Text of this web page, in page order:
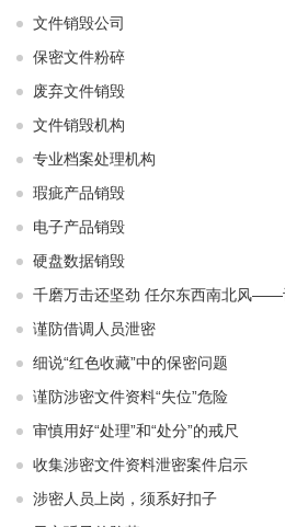
文件销毁公司
保密文件粉碎
废弃文件销毁
文件销毁机构
专业档案处理机构
瑕疵产品销毁
电子产品销毁
硬盘数据销毁
千磨万击还坚劲 任尔东西南北风——
谨防借调人员泄密
细说“红色收藏”中的保密问题
谨防涉密文件资料“失位”危险
审慎用好“处理”和“处分”的戒尺
收集涉密文件资料泄密案件启示
涉密人员上岗，须系好扣子